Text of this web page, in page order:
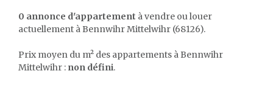
0 annonce d'appartement à vendre ou louer
actuellement à Bennwihr Mittelwihr (68126).
Prix moyen du m² des appartements à Bennwihr
Mittelwihr : non défini.